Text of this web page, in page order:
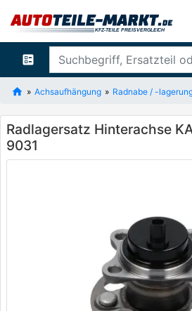
ballot
Achsaufhängung Radnabe / -
Radlagersatz Hinterachse
9031